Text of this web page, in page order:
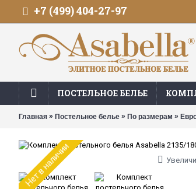
+7 (499) 404-27-97
ПОСТЕЛЬНОЕ БЕЛЬЕ
Главная » Постельное белье » По размерам »
Нет в наличии